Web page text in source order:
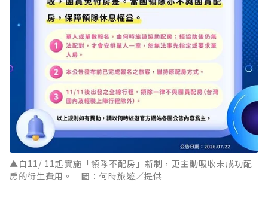
▲自11/ 11起實施「領隊不配房」新制，更主動吸收未成功配
房的衍生費用。 圖：何時旅遊／提供